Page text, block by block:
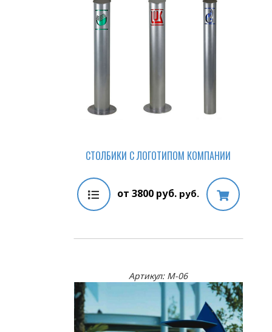
СТОЛБИКИ С ЛОГОТИПОМ КОМПАНИИ
от 3800 руб. руб.
Артикул: М-06